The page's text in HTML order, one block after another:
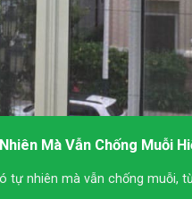
Mà Vẫn Chống Muỗi
tự nhiên mà vẫn chống muỗi,